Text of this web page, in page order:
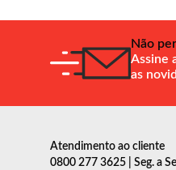
Não
Assine
as
Atendimento ao cliente
0800 277 3625 | Seg. a